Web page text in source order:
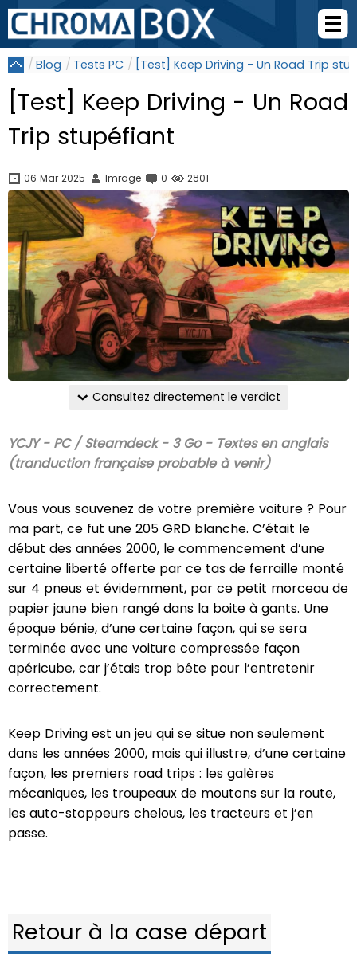
Blog Tests PC [Test] Keep Driving - Un Road Trip
[Test] Keep Driving - Un Road
Trip stupéfiant
06 Mar 2025 Imrage 0 2801
Consultez directement le verdict
YCJY - PC / Steamdeck - 3 Go - Textes en anglais
(tranduction française probable à venir)
Vous vous souvenez de votre première voiture ? Pour
ma part, ce fut une 205 GRD blanche. C’était le
début des années 2000, le commencement d’une
certaine liberté offerte par ce tas de ferraille monté
sur 4 pneus et évidemment, par ce petit morceau de
papier jaune bien rangé dans la boite à gants. Une
époque bénie, d’une certaine façon, qui se sera
terminée avec une voiture compressée façon
apéricube, car j’étais trop bête pour l’entretenir
correctement.
Keep Driving est un jeu qui se situe non seulement
dans les années 2000, mais qui illustre, d’une certaine
façon, les premiers road trips : les galères
mécaniques, les troupeaux de moutons sur la route,
les auto-stoppeurs chelous, les tracteurs et j’en
passe.
Retour à la case départ